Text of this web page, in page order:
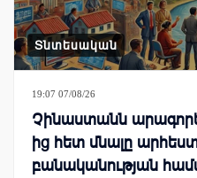
Տնտեսական
19:07 07/08/26
Չինաստանն
ից հետ մնալը
բանականության